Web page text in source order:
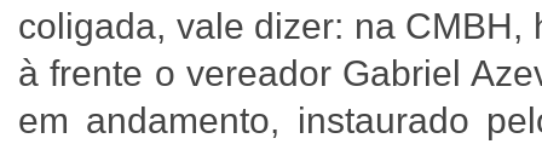
coligada, vale dizer: na CMBH,
à frente o vereador Gabriel
em andamento, instaurado